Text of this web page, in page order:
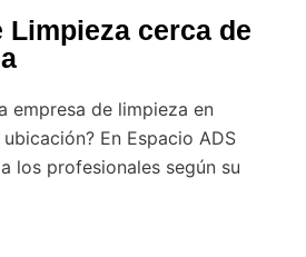
Limpieza cerca de
empresa de limpieza en
En Espacio ADS
los profesionales según su